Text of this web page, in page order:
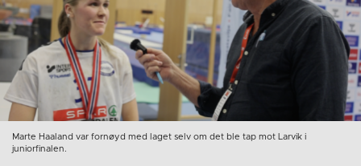
Marte Haaland var fornøyd med laget selv om det ble tap mot Larvik i
juniorfinalen.